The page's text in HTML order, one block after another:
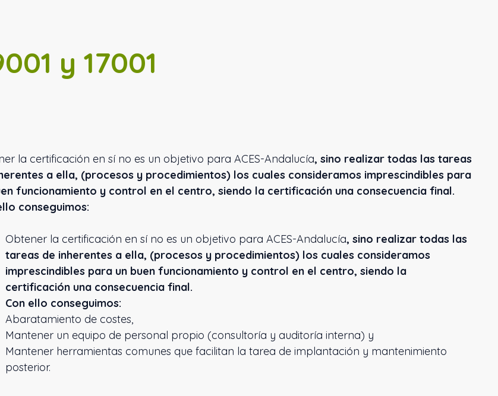
y 17001
la certificación en sí no es un objetivo para ACES-Andalucía, sino realizar todas las tareas
a ella, (procesos y procedimientos) los cuales consideramos imprescindibles para
funcionamiento y control en el centro, siendo la certificación una consecuencia final.
conseguimos:
Obtener la certificación en sí no es un objetivo para ACES-Andalucía, sino realizar todas las
tareas de inherentes a ella, (procesos y procedimientos) los cuales consideramos
imprescindibles para un buen funcionamiento y control en el centro, siendo la
certificación una consecuencia final.
Con ello conseguimos:
Abaratamiento de costes,
Mantener un equipo de personal propio (consultoría y auditoría interna) y
Mantener herramientas comunes que facilitan la tarea de implantación y mantenimiento
posterior.